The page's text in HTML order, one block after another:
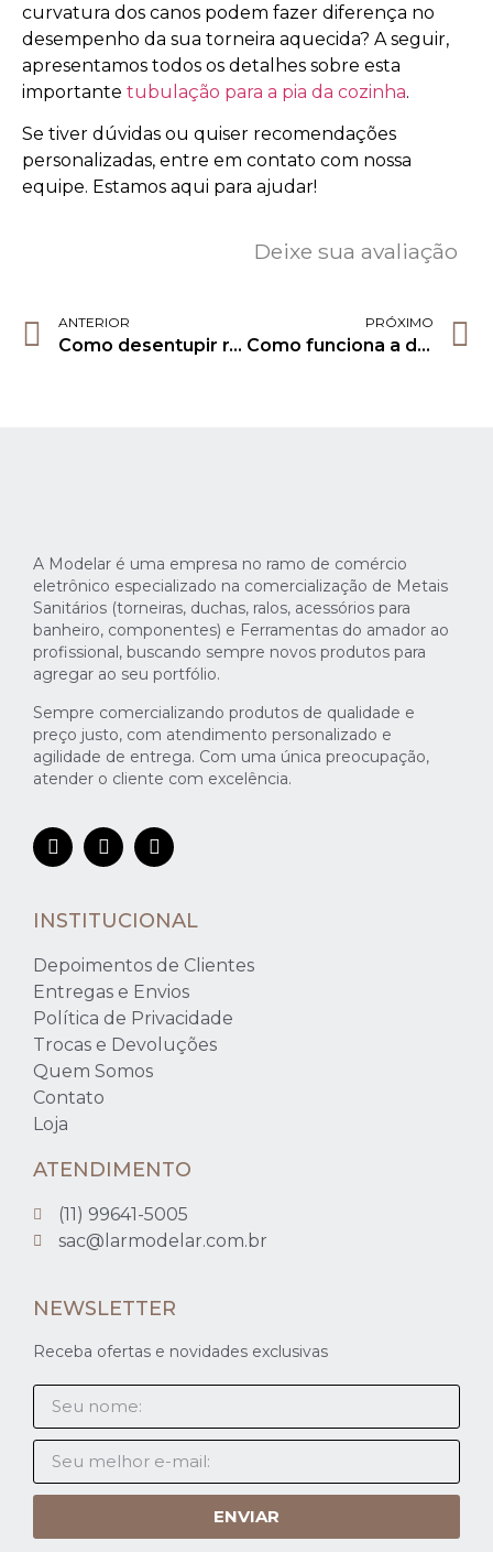
curvatura dos canos podem fazer diferença no
desempenho da sua torneira aquecida? A seguir,
apresentamos todos os detalhes sobre esta
importante tubulação para a pia da cozinha.
Se tiver dúvidas ou quiser recomendações
personalizadas, entre em contato com nossa
equipe. Estamos aqui para ajudar!
Deixe sua avaliação
ANTERIOR
Como desentupir ralo? Dicas práticas e fáceis na modelar
PRÓXIMO
Como funciona a descarga do vaso sanitário: entenda!
A Modelar é uma empresa no ramo de comércio
eletrônico especializado na comercialização de Metais
Sanitários (torneiras, duchas, ralos, acessórios para
banheiro, componentes) e Ferramentas do amador ao
profissional, buscando sempre novos produtos para
agregar ao seu portfólio.
Sempre comercializando produtos de qualidade e
preço justo, com atendimento personalizado e
agilidade de entrega. Com uma única preocupação,
atender o cliente com excelência.
INSTITUCIONAL
Depoimentos de Clientes
Entregas e Envios
Política de Privacidade
Trocas e Devoluções
Quem Somos
Contato
Loja
ATENDIMENTO
(11) 99641-5005
sac@larmodelar.com.br
NEWSLETTER
Receba ofertas e novidades exclusivas
ENVIAR